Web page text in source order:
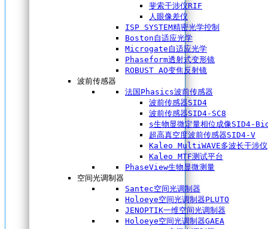
斐索干涉仪RIF
人眼像差仪
ISP SYSTEM精密光学控制
Boston自适应光学
Microgate自适应光学
Phaseform透射式变形镜
ROBUST AO变焦反射镜
波前传感器
法国Phasics波前传感器
波前传感器SID4
波前传感器SID4-SC8
s生物显微定量相位成像SID4-
超高真空度波前传感器SID4-V
Kaleo MultiWAVE多波长干涉仪
Kaleo MTF测试平台
PhaseView生物显微测量
空间光调制器
Santec空间光调制器
Holoeye空间光调制器PLUTO
JENOPTIK一维空间光调制器
Holoeye空间光调制器GAEA